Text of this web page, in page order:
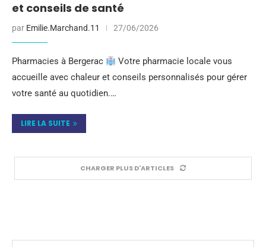
et conseils de santé
par Emilie.Marchand.11 27/06/2026
Pharmacies à Bergerac
Votre pharmacie locale vous
accueille avec chaleur et conseils personnalisés pour gérer
votre santé au quotidien.…
LIRE LA SUITE
CHARGER PLUS D'ARTICLES